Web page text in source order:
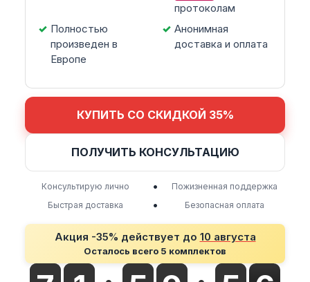
протоколам
Полностью
произведен в
Европе
Анонимная
доставка и оплата
КУПИТЬ СО СКИДКОЙ 35%
ПОЛУЧИТЬ КОНСУЛЬТАЦИЮ
Консультирую лично •
Пожизненная поддержка
Быстрая доставка
• Безопасная оплата
Акция -35% действует до 10 августа
Осталось всего 5 комплектов